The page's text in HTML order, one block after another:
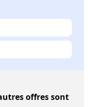
offres sont